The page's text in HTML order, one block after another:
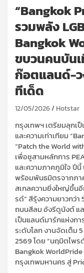
“Bangkok
รวมพลัง
Bangkok
ขบวนคนบัน
ก๊อตแลนด์-ว
ทีเด็ด
12/05/2026 Hotstar
กรุงเทพฯ เตรียมลุกเ
และความเท่าเทียม
“Patch the World
เพื่อชูสามหลักการ
และความภาคภูมิใจ ปี
พร้อมพันธมิตรจากภา
สเกลความยิ่งใหญ่ขึ้น
รด์” สีรุ้งความยาวกว่
ถนนสีลม อังรีดูนังต์ แล
เป็นแลนด์มาร์กแห่งกา
ระดับโลก งานจัดเต็ม
2569 โดย “นฤมิตไพร
Bangkok
กรุงเทพมหานคร สู่